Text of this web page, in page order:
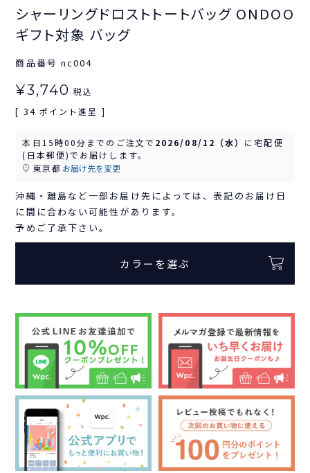
シャーリングドロストトートバッグ ONDOO
ギフト対象 バッグ
商品番号 nc004
¥3,740 税込
[ 34 ポイント進呈 ]
本日 15時00分 までのご注文で 2026/08/12（水） に宅配便
(日本郵便)でお届けします。
東京都 お届け先を変更
沖縄・離島など一部お届け先によっては、表記のお届け日
に間に合わない可能性があります。
予めご了承下さい。
カラーを選ぶ